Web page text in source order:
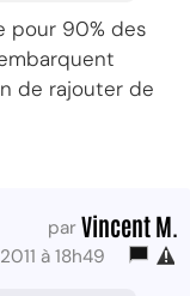
pour 90% des
de rajouter de
par Vincent M.
à 18h49